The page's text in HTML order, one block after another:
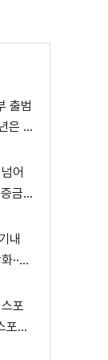
출범
은 8
어
금'
내
··
포
츠